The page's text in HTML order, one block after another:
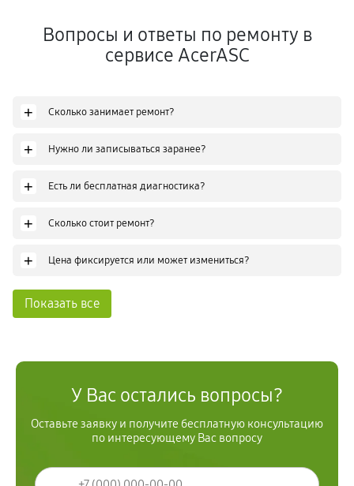
Вопросы и ответы по ремонту в
сервисе AcerASC
+ Сколько занимает ремонт?
+ Нужно ли записываться заранее?
+ Есть ли бесплатная диагностика?
+ Сколько стоит ремонт?
+ Цена фиксируется или может измениться?
Показать все
У Вас остались вопросы?
Оставьте заявку и получите бесплатную консультацию
по интересующему Вас вопросу